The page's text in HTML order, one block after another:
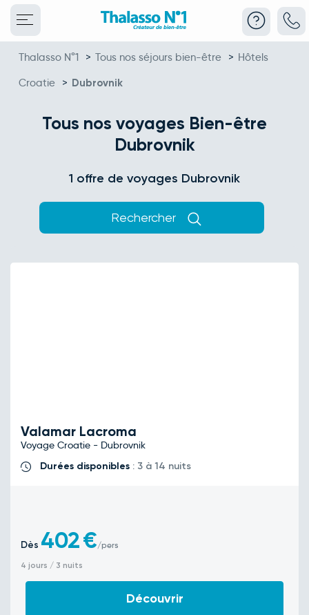
Thalasso N°1 > Tous nos séjours bien-être > Hôtels
Croatie > Dubrovnik
Tous nos voyages Bien-être
Dubrovnik
1 offre de voyages Dubrovnik
Rechercher
Valamar Lacroma
Voyage Croatie - Dubrovnik
Durées disponibles : 3 à 14 nuits
Dès 402€/pers
4 jours / 3 nuits
Découvrir